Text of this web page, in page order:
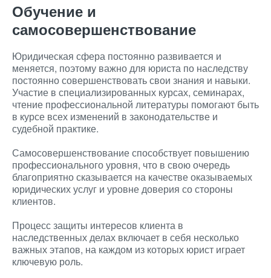
Обучение и
самосовершенствование
Юридическая сфера постоянно развивается и
меняется, поэтому важно для юриста по наследству
постоянно совершенствовать свои знания и навыки.
Участие в специализированных курсах, семинарах,
чтение профессиональной литературы помогают быть
в курсе всех изменений в законодательстве и
судебной практике.
Самосовершенствование способствует повышению
профессионального уровня, что в свою очередь
благоприятно сказывается на качестве оказываемых
юридических услуг и уровне доверия со стороны
клиентов.
Процесс защиты интересов клиента в
наследственных делах включает в себя несколько
важных этапов, на каждом из которых юрист играет
ключевую роль.